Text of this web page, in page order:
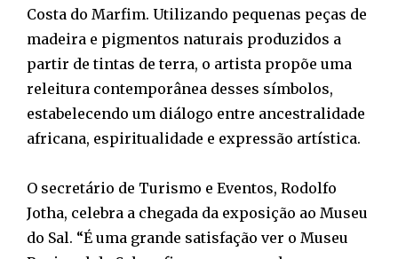
Costa do Marfim. Utilizando pequenas peças de
madeira e pigmentos naturais produzidos a
partir de tintas de terra, o artista propõe uma
releitura contemporânea desses símbolos,
estabelecendo um diálogo entre ancestralidade
africana, espiritualidade e expressão artística.
O secretário de Turismo e Eventos, Rodolfo
Jotha, celebra a chegada da exposição ao Museu
do Sal. “É uma grande satisfação ver o Museu